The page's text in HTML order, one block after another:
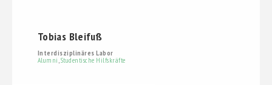
Tobias Bleifuß
Interdisziplinäres Labor
Alumni ,Studentische Hilfskräfte